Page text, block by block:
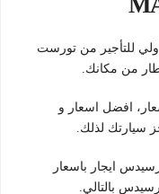
للتأجير من تورست
من مكانك.
افضل اسعار و
سيارتك لذلك.
ايجار باسعار
بالتالي.